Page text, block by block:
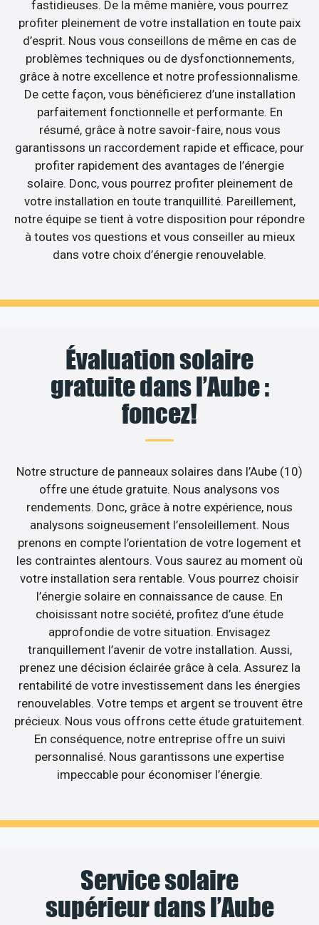
fastidieuses. De la même manière, vous pourrez
profiter pleinement de votre installation en toute paix
d’esprit. Nous vous conseillons de même en cas de
problèmes techniques ou de dysfonctionnements,
grâce à notre excellence et notre professionnalisme.
De cette façon, vous bénéficierez d’une installation
parfaitement fonctionnelle et performante. En
résumé, grâce à notre savoir-faire, nous vous
garantissons un raccordement rapide et efficace, pour
profiter rapidement des avantages de l’énergie
solaire. Donc, vous pourrez profiter pleinement de
votre installation en toute tranquillité. Pareillement,
notre équipe se tient à votre disposition pour répondre
à toutes vos questions et vous conseiller au mieux
dans votre choix d’énergie renouvelable.
Évaluation solaire
gratuite dans l’Aube :
foncez!
Notre structure de panneaux solaires dans l’Aube (10)
offre une étude gratuite. Nous analysons vos
rendements. Donc, grâce à notre expérience, nous
analysons soigneusement l’ensoleillement. Nous
prenons en compte l’orientation de votre logement et
les contraintes alentours. Vous saurez au moment où
votre installation sera rentable. Vous pourrez choisir
l’énergie solaire en connaissance de cause. En
choisissant notre société, profitez d’une étude
approfondie de votre situation. Envisagez
tranquillement l’avenir de votre installation. Aussi,
prenez une décision éclairée grâce à cela. Assurez la
rentabilité de votre investissement dans les énergies
renouvelables. Votre temps et argent se trouvent être
précieux. Nous vous offrons cette étude gratuitement.
En conséquence, notre entreprise offre un suivi
personnalisé. Nous garantissons une expertise
impeccable pour économiser l’énergie.
Service solaire
supérieur dans l’Aube